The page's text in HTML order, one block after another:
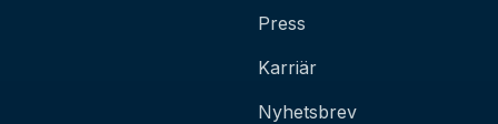
Press
Karriär
Nyhetsbrev